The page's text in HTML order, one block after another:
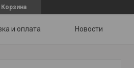
Корзина
и оплата Новости